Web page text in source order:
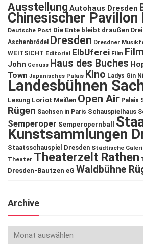
Ausstellung Autohaus Dresden
Chinesischer Pavillon
Deutsche Post Die Ente bleibt draußen
Aschenbrödel
Dresden Dresdner
WEITSICHT Editorial ElbUferei Film
John Genuss Haus des Buches
Town Japanisches Palais Kino Ladys Gin
Landesbühnen
Lesung Loriot Meißen Open Air Palais
Rügen Sachsen in Paris Schauspielhaus
Semperoper Semperopernball
Kunstsammlungen
Staatsschauspiel Dresden Städtische
Theater Theaterzelt Rathen
Dresden-Bautzen eG Waldbühne
Archive